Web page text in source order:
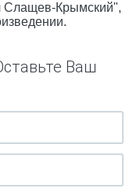
Слащев-Крымский",
Ваш